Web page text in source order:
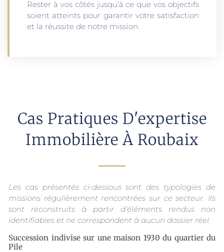
Rester à vos côtés jusqu’à ce que vos objectifs
soient atteints pour garantir votre satisfaction
et la réussite de notre mission.
Cas Pratiques D'expertise
Immobilière À Roubaix
Les cas présentés ci-dessous sont des typologies de
missions régulièrement rencontrées sur ce secteur. Ils
sont reconstruits à partir d’éléments rendus non
identifiables et ne correspondent à aucun dossier réel.
Succession indivise sur une maison 1930 du quartier du
Pile